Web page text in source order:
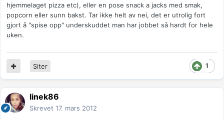
hjemmelaget pizza etc), eller en pose snack a jacks med smak,
popcorn eller sunn bakst. Tar ikke helt av nei, det er utrolig fort
gjort å "spise opp" underskuddet man har jobbet så hardt for hele
uken.
1
Siter
linek86
Skrevet 17. mars 2012